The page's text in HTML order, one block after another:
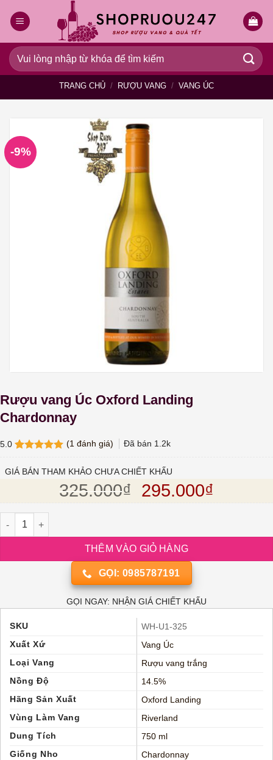
qua
dung
Tìm
kiếm:
TRANG CHỦ / RƯỢU VANG / VANG ÚC
-9%
Rượu vang Úc Oxford Landing
Chardonnay
5.0
dựa trên
(1 đánh giá) Đã bán 1.2k
GIÁ BÁN THAM KHẢO CHƯA CHIẾT KHẤU
325.000₫ Giá gốc là:
295.000₫
Rượu vang Úc Oxford Landing Chardonnay số lượng
THÊM VÀO GIỎ HÀNG
GỌI: 0985787191
GỌI NGAY: NHẬN GIÁ CHIẾT KHẤU
SKU
WH-U1-325
Xuất Xứ
Vang Úc
Loại Vang
Rượu vang trắng
Nồng Độ
14.5%
Hãng Sản Xuất
Oxford Landing
Vùng Làm Vang
Riverland
Dung Tích
750 ml
Giống Nho
Chardonnay